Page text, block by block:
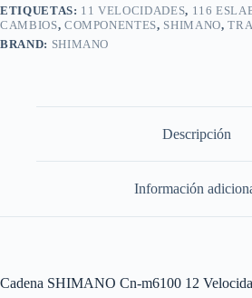
ETIQUETAS: 11 VELOCIDADES, 116
CAMBIOS, COMPONENTES, SHIMANO,
BRAND: SHIMANO
Descripción
Información
Cadena SHIMANO Cn-m6100 12